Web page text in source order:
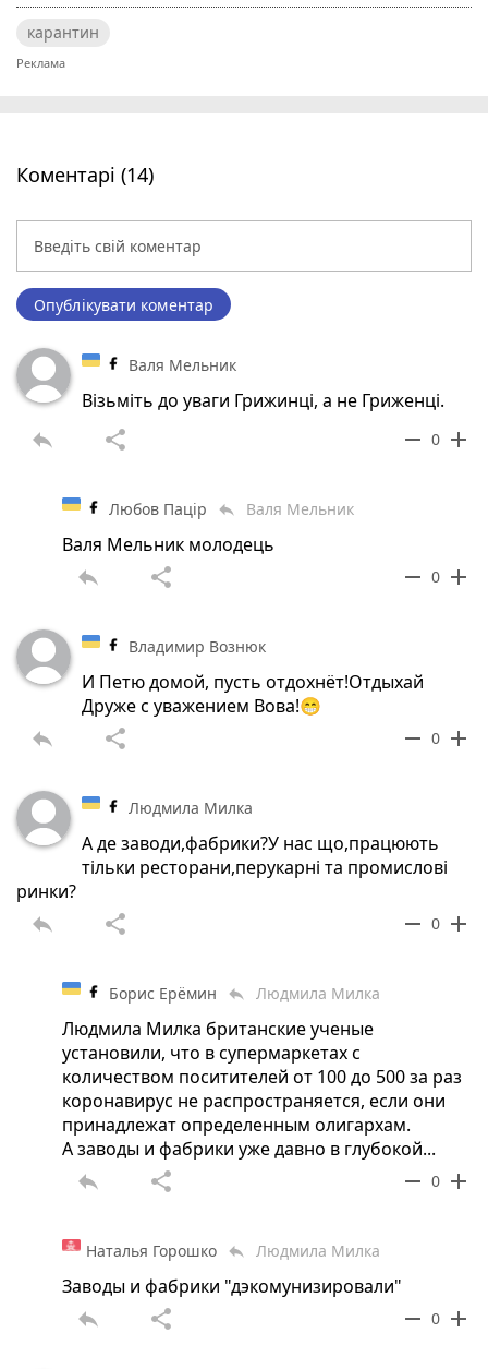
карантин
Коментарі (14)
Опублікувати коментар
Валя Мельник
Візьміть до уваги Грижинці, а не Гриженці.
reply share remove 0 add
Любов Пацір reply Валя Мельник
Валя Мельник молодець
reply share remove 0 add
Владимир Вознюк
И Петю домой, пусть отдохнёт!Отдыхай
Друже с уважением Вова!😁
reply share remove 0 add
Людмила Милка
А де заводи,фабрики?У нас що,працюють
тільки ресторани,перукарні та промислові
ринки?
reply share remove 0 add
Борис Ерёмин reply Людмила Милка
Людмила Милка британские ученые
установили, что в супермаркетах с
количеством поситителей от 100 до 500 за раз
коронавирус не распространяется, если они
принадлежат определенным олигархам.
А заводы и фабрики уже давно в глубокой...
reply share remove 0 add
Наталья Горошко reply Людмила Милка
Заводы и фабрики "дэкомунизировали"
reply share remove 0 add